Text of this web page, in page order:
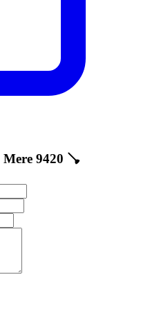
Mere 9420 🪠